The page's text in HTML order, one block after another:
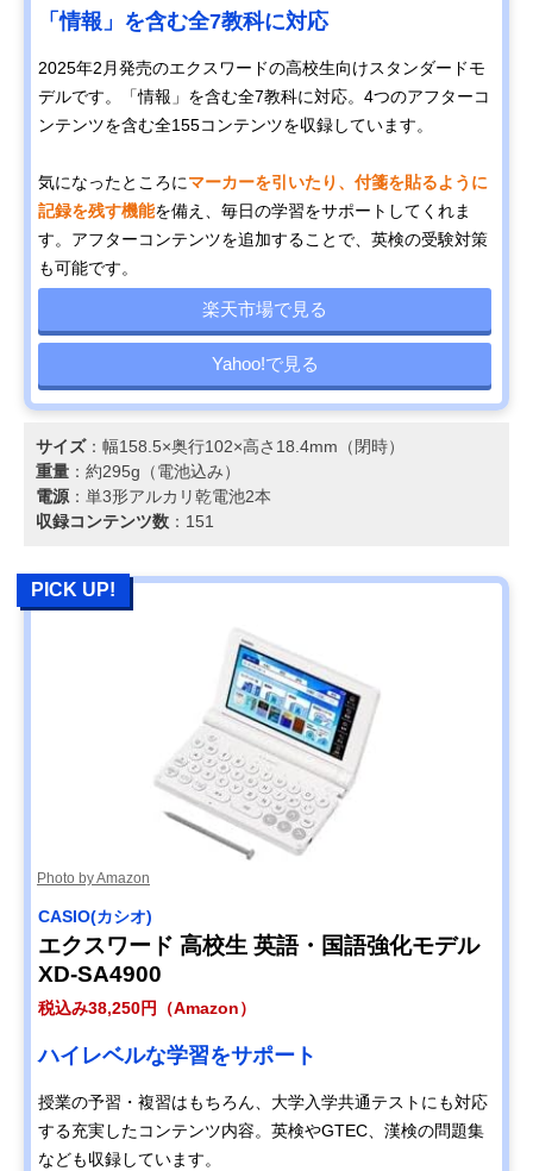
「情報」を含む全7教科に対応
2025年2月発売のエクスワードの高校生向けスタンダードモ
デルです。「情報」を含む全7教科に対応。4つのアフターコ
ンテンツを含む全155コンテンツを収録しています。
気になったところにマーカーを引いたり、付箋を貼るように
記録を残す機能を備え、毎日の学習をサポートしてくれま
す。アフターコンテンツを追加することで、英検の受験対策
も可能です。
楽天市場で見る
Yahoo!で見る
サイズ：幅158.5×奥行102×高さ18.4mm（閉時）
重量 ：約295g（電池込み）
電源 ：単3形アルカリ乾電池2本
収録コンテンツ数 ：151
PICK UP!
Photo by Amazon
CASIO(カシオ)
エクスワード 高校生 英語・国語強化モデル
XD-SA4900
税込み38,250円（Amazon）
ハイレベルな学習をサポート
授業の予習・複習はもちろん、大学入学共通テストにも対応
する充実したコンテンツ内容。英検やGTEC、漢検の問題集
なども収録しています。